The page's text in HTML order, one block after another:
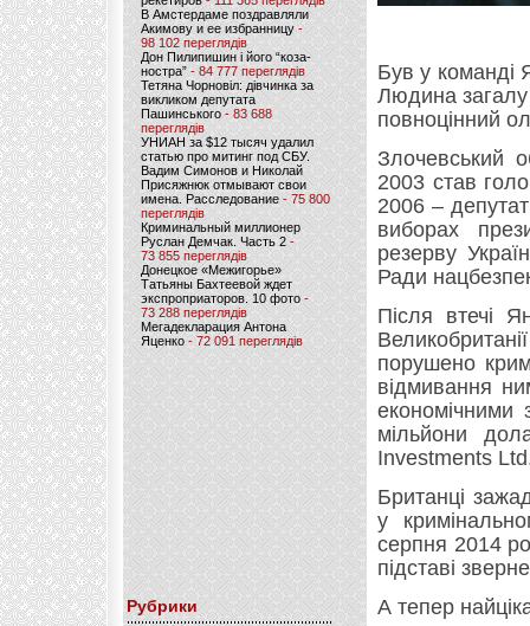
В Амстердаме поздравляли
Акимову и ее избранницу -
98 102 переглядів
Дон Пилипишин і його “коза-
ностра” - 84 777 переглядів
Тетяна Чорновіл: дівчинка за
викликом депутата
Пашинського- 83 688
переглядів
УНИАН за $12 тысяч удалил
статью про митинг под СБУ.
Вадим Симонов и Николай
Присяжнюк отмывают свои
имена. Расследование - 75 800
переглядів
Криминальный миллионер
Руслан Демчак. Часть 2-
73 855 переглядів
Донецкое «Межигорье»
Татьяны Бахтеевой ждет
экспроприаторов. 10 фото -
73 288 переглядів
Мегадекларация Антона
Яценко - 72 091 переглядів
Рубрики
Був у команді
Людина загалу
повноцінний
Злочевський
2003 став
2006 – депутат
виборах
резерву
Ради
Після втечі
порушено
відмивання
економічними
мільйони
Investments
Британці
у
серпня 2014
підставі
А тепер